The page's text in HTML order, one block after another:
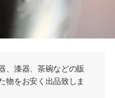
、漆器、茶碗などの販
物をお安く出品致しま